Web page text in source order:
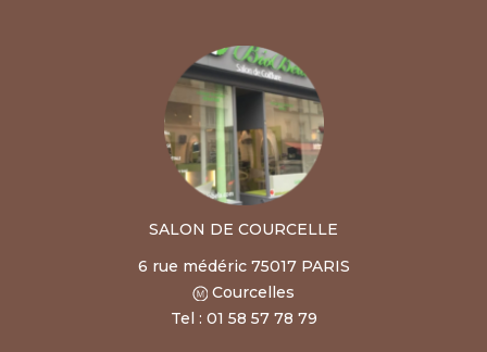
SALON DE COURCELLE
6 rue médéric 75017 PARIS
Courcelles
Tel : 01 58 57 78 79